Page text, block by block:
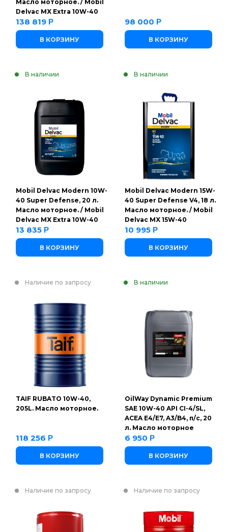
Масло моторное. / Mobil
Delvac MX Extra 10W-40
138 819 Р
В КОРЗИНУ
98 000 Р
В КОРЗИНУ
В наличии
Mobil Delvac Modern 10W-
40 Super Defense, 20 л.
Масло моторное. / Mobil
Delvac MX Extra 10W-40
13 835 Р
В КОРЗИНУ
В наличии
Mobil Delvac Modern 15W-
40 Super Defense V4, 18 л.
Масло моторное. / Mobil
Delvac MX 15W-40
10 995 Р
В КОРЗИНУ
Наличие по запросу
TAIF RUBATO 10W-40,
205L. Масло моторное.
118 256 Р
В КОРЗИНУ
В наличии
OilWay Dynamic Premium
SAE 10W-40 API CI-4/SL,
ACEA E4/E7, A3/B4, п/с, 20
л. Масло моторное
6 950 Р
В КОРЗИНУ
Наличие по запросу Наличие по запросу